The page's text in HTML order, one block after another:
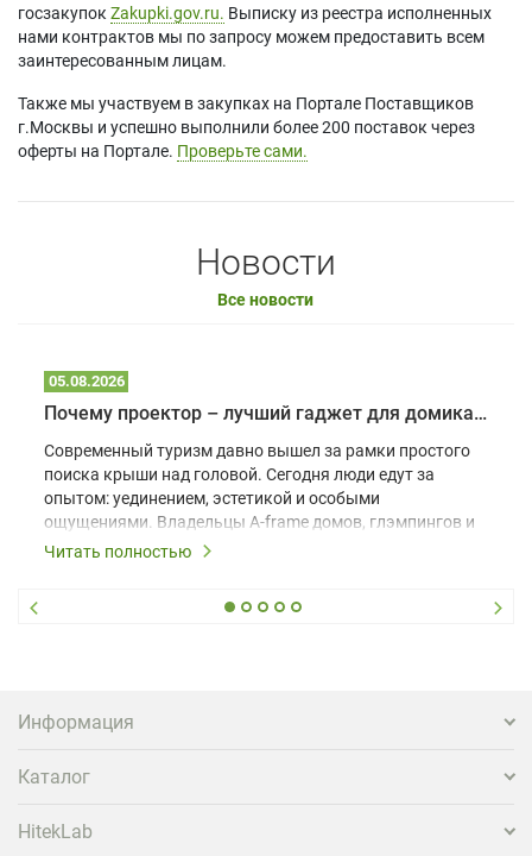
госзакупок Zakupki.gov.ru. Выписку из реестра исполненных
нами контрактов мы по запросу можем предоставить всем
заинтересованным лицам.
Также мы участвуем в закупках на Портале Поставщиков
г.Москвы и успешно выполнили более 200 поставок через
оферты на Портале. Проверьте сами.
Новости
Все новости
05.08.2026
Почему проектор – лучший гаджет для домика в глэмпинге
Современный туризм давно вышел за рамки простого
поиска крыши над головой. Сегодня люди едут за
опытом: уединением, эстетикой и особыми
ощущениями. Владельцы A-frame домов, глэмпингов и
шале понимают, что конкуренция растет, и
вернуться и поделиться впечатлениями в соцсетях,
проектора.
Читать полностью
Информация
Каталог
HitekLab